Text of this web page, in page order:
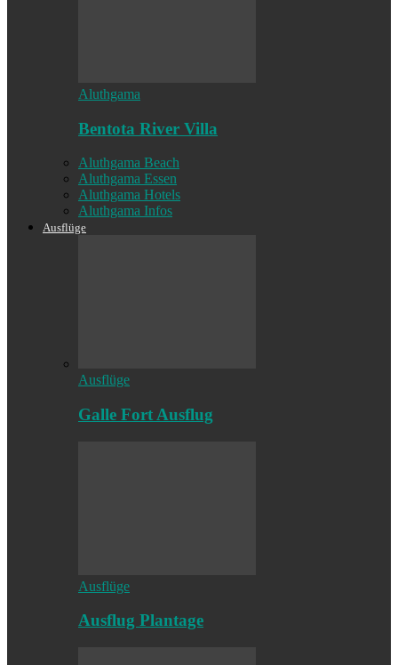
Aluthgama
Bentota River Villa
Aluthgama Beach
Aluthgama Essen
Aluthgama Hotels
Aluthgama Infos
Ausflüge
Ausflüge
Galle Fort Ausflug
Ausflüge
Ausflug Plantage